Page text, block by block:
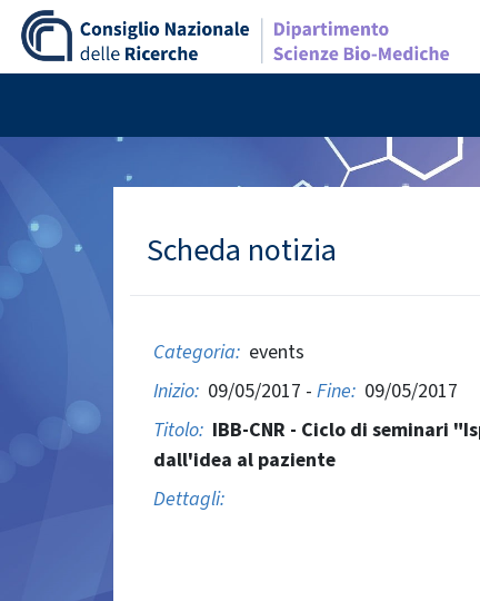
Scheda notizia
Categoria:events
Inizio:09/05/2017 - Fine:09/05/2017
Titolo: IBB-CNR - Ciclo di seminari
dall'idea al paziente
Dettagli: